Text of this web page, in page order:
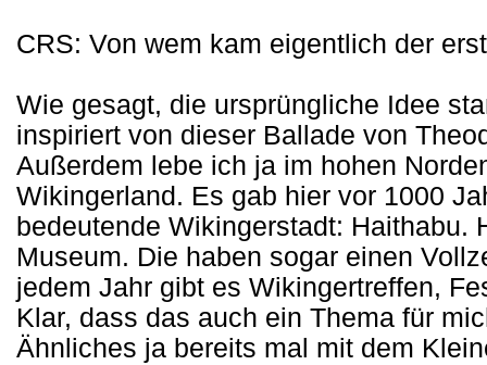
CRS: Von wem kam eigentlich der
Wie gesagt, die ursprüngliche Idee
inspiriert von dieser Ballade von
Außerdem lebe ich ja im hohen
Wikingerland. Es gab hier vor 1000
bedeutende Wikingerstadt: Haithabu.
Museum. Die haben sogar einen
jedem Jahr gibt es Wikingertreffen,
Klar, dass das auch ein Thema für
Ähnliches ja bereits mal mit dem